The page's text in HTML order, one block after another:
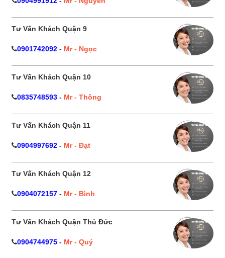
Tư Vấn Khách Quận 9
0901742092 - Mr - Ngọc
Tư Vấn Khách Quận 10
0835748593 - Mr - Thông
Tư Vấn Khách Quận 11
0904997692 - Mr - Đạt
Tư Vấn Khách Quận 12
0904072157 - Mr - Bình
Tư Vấn Khách Quận Thủ Đức
0904744975 - Mr - Quý